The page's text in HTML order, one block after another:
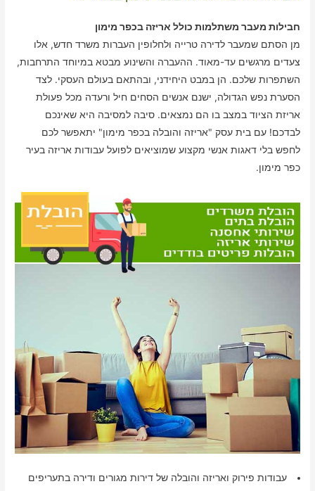
חבילות מעבר משתלמות כולל אריזה בכפר מימון
מן הסתם שמעבר לדירה טרייה ולחלופין העברות משרד חדש, אלו
צעדים מרגשים עד-מאוד. ההעברה והשינוע מבטא במיוחד התרחבות,
השתפרות שלכם. הן במבט היחידני, ובהתאם בעולם העסקי. לצד
הסערת נפש הגדולה, ישנם אנשים הסחים חיל ורעדה מכל פעולת
אריזת הציוד במצב בו הם נמצאים. סיבה למסיבה היא שאינכם
לבדכם! עם בית עסק "אריזה והובלה בכפר מימון" יתאפשר לכם
לחפש בלי דאגות אנשי מקצוע שמוציאים לפועל עבודות אריזה בעיר
כפר מימון.
עבודות פירוק ואריזה והובלה של דירות מגורים ודירה בתעריפים